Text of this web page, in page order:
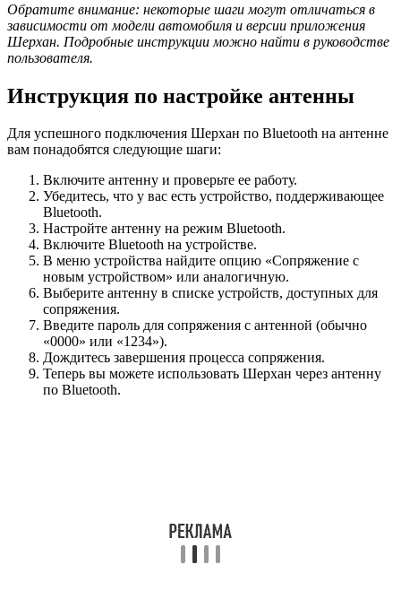
Обратите внимание: некоторые шаги могут отличаться в
зависимости от модели автомобиля и версии приложения
Шерхан. Подробные инструкции можно найти в руководстве
пользователя.
Инструкция по настройке антенны
Для успешного подключения Шерхан по Bluetooth на антенне
вам понадобятся следующие шаги:
Включите антенну и проверьте ее работу.
Убедитесь, что у вас есть устройство, поддерживающее
Bluetooth.
Настройте антенну на режим Bluetooth.
Включите Bluetooth на устройстве.
В меню устройства найдите опцию «Сопряжение с
новым устройством» или аналогичную.
Выберите антенну в списке устройств, доступных для
сопряжения.
Введите пароль для сопряжения с антенной (обычно
«0000» или «1234»).
Дождитесь завершения процесса сопряжения.
Теперь вы можете использовать Шерхан через антенну
по Bluetooth.